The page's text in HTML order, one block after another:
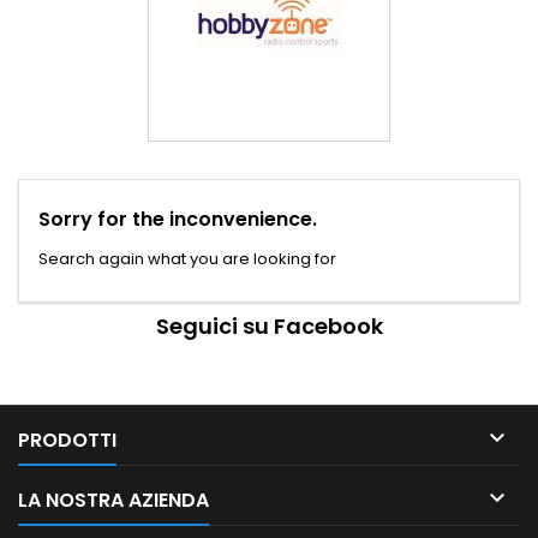
Sorry for the inconvenience.
Search again what you are looking for
Seguici su Facebook
PRODOTTI 
LA NOSTRA AZIENDA 